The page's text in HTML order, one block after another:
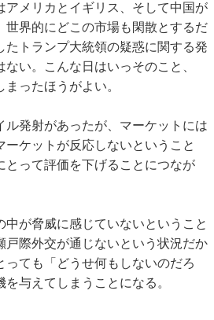
メリカとイギリス、そして中国が
世界的にどこの市場も閑散とするだ
たトランプ大統領の疑惑に関する発
い。こんな日はいっそのこと、
まったほうがよい。
発射があったが、マーケットには
ーケットが反応しないということ
とって評価を下げることにつなが
が脅威に感じていないということ
戸際外交が通じないという状況だか
っても「どうせ何もしないのだろ
与えてしまうことになる。